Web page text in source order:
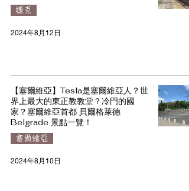
捷克
2024年8月12日
【塞爾維亞】Tesla是塞爾維亞人？世
界上最大的東正教教堂？冷門的國
家？塞爾維亞首都 貝爾格萊德
Belgrade 景點一覽！
塞爾維亞
2024年8月10日